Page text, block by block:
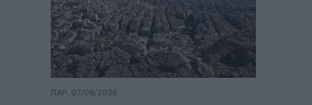
ΠΑΡ, 07/08/2026